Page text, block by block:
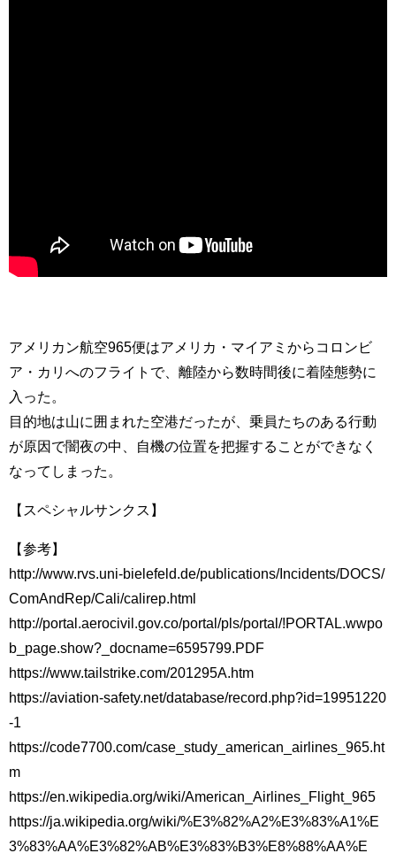
アメリカン航空965便はアメリカ・マイアミからコロンビ
ア・カリへのフライトで、離陸から数時間後に着陸態勢に
入った。
目的地は山に囲まれた空港だったが、乗員たちのある行動
が原因で闇夜の中、自機の位置を把握することができなく
なってしまった。
【スペシャルサンクス】
【参考】
http://www.rvs.uni-bielefeld.de/publications/Incidents/DOCS/
ComAndRep/Cali/calirep.html
http://portal.aerocivil.gov.co/portal/pls/portal/!PORTAL.wwpo
b_page.show?_docname=6595799.PDF
https://www.tailstrike.com/201295A.htm
https://aviation-safety.net/database/record.php?id=19951220
-1
https://code7700.com/case_study_american_airlines_965.ht
m
https://en.wikipedia.org/wiki/American_Airlines_Flight_965
https://ja.wikipedia.org/wiki/%E3%82%A2%E3%83%A1%E
3%83%AA%E3%82%AB%E3%83%B3%E8%88%AA%E